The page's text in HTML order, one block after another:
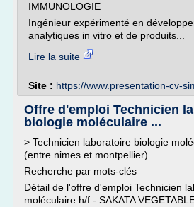
IMMUNOLOGIE
Ingénieur expérimenté en
analytiques in vitro et de produits...
Lire la suite
Site : https://www.presentation-cv-
Offre d'emploi Technicien
biologie moléculaire ...
> Technicien laboratoire biologie
(entre nimes et montpellier)
Recherche par mots-clés
Détail de l'offre d'emploi Technicien
moléculaire h/f - SAKATA